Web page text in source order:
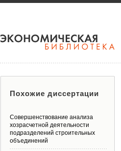
Похожие диссертации
Совершенствование анализа
хозрасчетной деятельности
подразделений строительных
объединений